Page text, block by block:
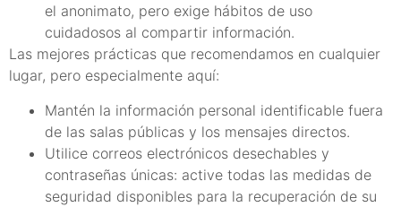
el anonimato, pero exige hábitos de uso
cuidadosos al compartir información.
Las mejores prácticas que recomendamos en cualquier
lugar, pero especialmente aquí:
Mantén la información personal identificable fuera
de las salas públicas y los mensajes directos.
Utilice correos electrónicos desechables y
contraseñas únicas: active todas las medidas de
seguridad disponibles para la recuperación de su